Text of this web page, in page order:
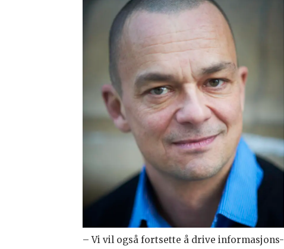
– Vi vil også fortsette å drive informasjons-